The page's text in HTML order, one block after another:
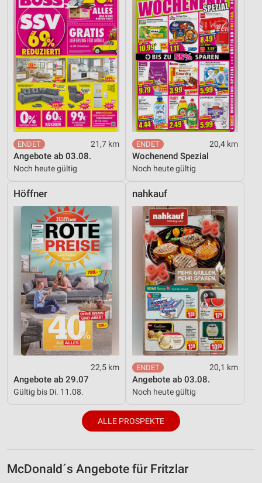
21,7 km
Angebote ab 03.08.
Noch heute gültig
20,4 km
Wochenend Spezial
Noch heute gültig
Höffner
22,5 km
Angebote ab 29.07
Gültig bis Di. 11.08.
nahkauf
20,1 km
Angebote ab 03.08.
Noch heute gültig
ALLE PROSPEKTE
McDonald´s Angebote für Fritzlar
Entwicklung und Verbesserung der Angebote
Verwendung reduzierter Daten zur Auswahl von
Inhalten
IAB-Besonderheiten:
Verwendung genauer Standortdaten
Geräte anhand von aktiv angeforderten
Informationen identifizieren
Nicht-IAB-Verarbeitungszwecke:
Notwendig
Funktional
Werbung